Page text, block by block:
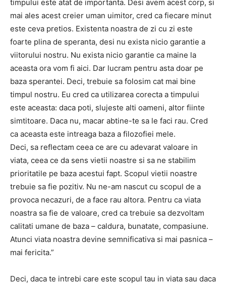
timpului este atat de importanta. Desi avem acest corp, si
mai ales acest creier uman uimitor, cred ca fiecare minut
este ceva pretios. Existenta noastra de zi cu zi este
foarte plina de speranta, desi nu exista nicio garantie a
viitorului nostru. Nu exista nicio garantie ca maine la
aceasta ora vom fi aici. Dar lucram pentru asta doar pe
baza sperantei. Deci, trebuie sa folosim cat mai bine
timpul nostru. Eu cred ca utilizarea corecta a timpului
este aceasta: daca poti, slujeste alti oameni, altor fiinte
simtitoare. Daca nu, macar abtine-te sa le faci rau. Cred
ca aceasta este intreaga baza a filozofiei mele.
Deci, sa reflectam ceea ce are cu adevarat valoare in
viata, ceea ce da sens vietii noastre si sa ne stabilim
prioritatile pe baza acestui fapt. Scopul vietii noastre
trebuie sa fie pozitiv. Nu ne-am nascut cu scopul de a
provoca necazuri, de a face rau altora. Pentru ca viata
noastra sa fie de valoare, cred ca trebuie sa dezvoltam
calitati umane de baza – caldura, bunatate, compasiune.
Atunci viata noastra devine semnificativa si mai pasnica –
mai fericita.”
Deci, daca te intrebi care este scopul tau in viata sau daca